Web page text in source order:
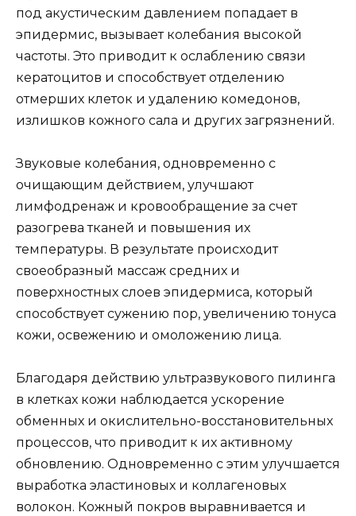
под акустическим давлением попадает в
эпидермис, вызывает колебания высокой
частоты. Это приводит к ослаблению связи
кератоцитов и способствует отделению
отмерших клеток и удалению комедонов,
излишков кожного сала и других загрязнений.
Звуковые колебания, одновременно с
очищающим действием, улучшают
лимфодренаж и кровообращение за счет
разогрева тканей и повышения их
температуры. В результате происходит
своеобразный массаж средних и
поверхностных слоев эпидермиса, который
способствует сужению пор, увеличению тонуса
кожи, освежению и омоложению лица.
Благодаря действию ультразвукового пилинга
в клетках кожи наблюдается ускорение
обменных и окислительно-восстановительных
процессов, что приводит к их активному
обновлению. Одновременно с этим улучшается
выработка эластиновых и коллагеновых
волокон. Кожный покров выравнивается и